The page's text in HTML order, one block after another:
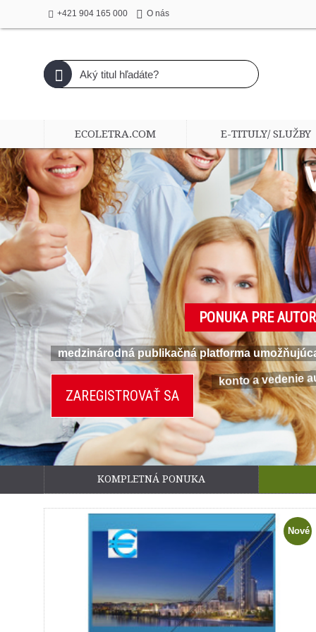
+421 904 165 000 O nás
ECOLETRA.COM E-TITULY/ SLUŽBY
medzinárodná publikačná platforma
ZAREGISTROVAŤ SA
konto a vedenie
PONUKA PRE
KOMPLETNÁ PONUKA
Nové